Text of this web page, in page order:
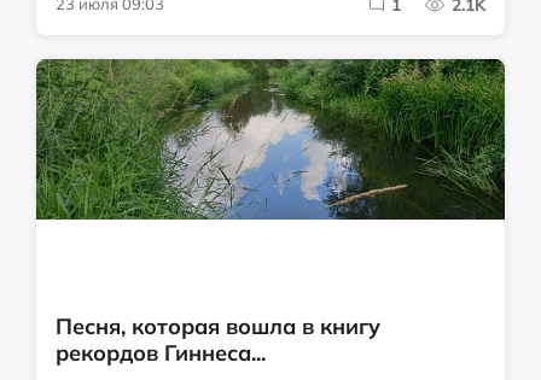
1 2.1K
Песня, которая вошла в книгу
рекордов Гиннеса...